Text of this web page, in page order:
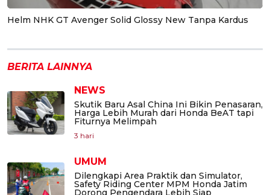
Helm NHK GT Avenger Solid Glossy New Tanpa Kardus
BERITA LAINNYA
NEWS
Skutik Baru Asal China Ini Bikin Penasaran,
Harga Lebih Murah dari Honda BeAT tapi
Fiturnya Melimpah
3 hari
UMUM
Dilengkapi Area Praktik dan Simulator,
Safety Riding Center MPM Honda Jatim
Dorong Pengendara Lebih Siap